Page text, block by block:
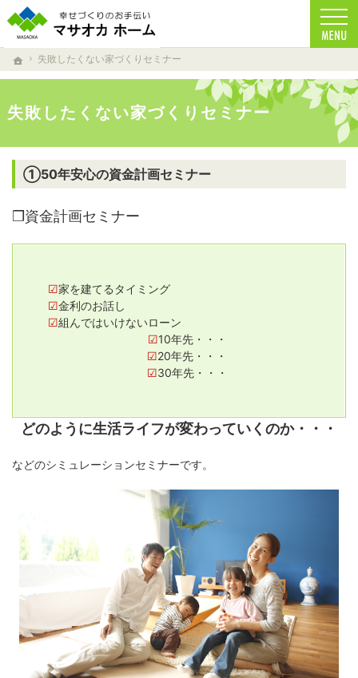
ホーム
失敗したくない家づくりセミナー
失敗したくない家づくりセミナー
家族の健康を考えた家づくりを目指しています。
注文住宅からリフォームまで、自然素材を使用したマサオカホームの家づくり。 天然
①50年安心の資金計画セミナー
❒資金計画セミナー
☑家を建てるタイミング
☑金利のお話し
☑組んではいけないローン
☑10年先・・・
☑20年先・・・
☑30年先・・・
どのように生活ライフが変わっていくのか・・・
などのシミュレーションセミナーです。